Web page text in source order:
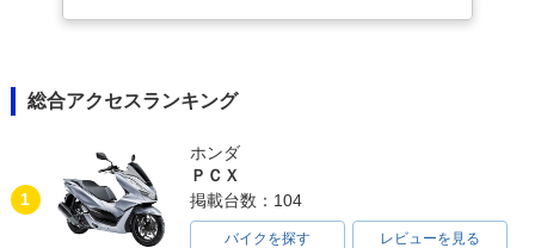
総合アクセスランキング
1
ホンダ
ＰＣＸ
掲載台数：104
バイクを探す レビューを見る